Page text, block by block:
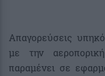
Απαγορεύσεις
με την
παραμένει σε